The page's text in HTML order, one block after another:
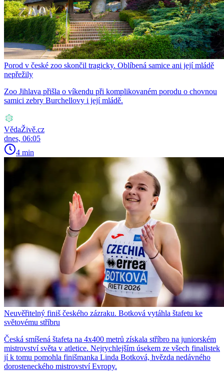
Porod v české zoo skončil tragicky. Oblíbená samice ani její mládě
nepřežily
Zoo Jihlava přišla o víkendu při komplikovaném porodu o chovnou
samici zebry Burchellovy i její mládě.
VědaŽivě.cz
dnes, 06:05
4 min
Neuvěřitelný finiš českého zázraku. Botková vytáhla štafetu ke
světovému stříbru
Česká smíšená štafeta na 4x400 metrů získala stříbro na juniorském
mistrovství světa v atletice. Nejrychlejším úsekem ze všech finalistek
jí k tomu pomohla finišmanka Linda Botková, hvězda nedávného
dorosteneckého mistrovství Evropy.